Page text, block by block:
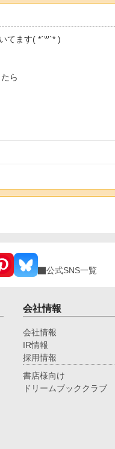
てます( *´꒳`* )
ら
公式SNS一覧
会社情報
会社情報
IR情報
採用情報
書店様向け
ドリームブッククラブ